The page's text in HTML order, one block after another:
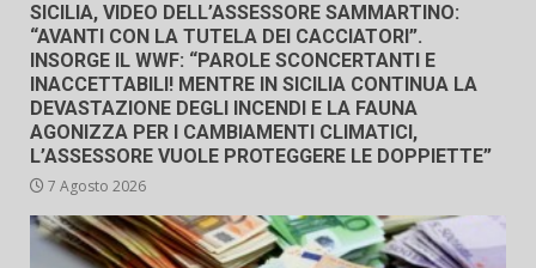
SICILIA, VIDEO DELL’ASSESSORE SAMMARTINO:
“AVANTI CON LA TUTELA DEI CACCIATORI”.
INSORGE IL WWF: “PAROLE SCONCERTANTI E
INACCETTABILI! MENTRE IN SICILIA CONTINUA LA
DEVASTAZIONE DEGLI INCENDI E LA FAUNA
AGONIZZA PER I CAMBIAMENTI CLIMATICI,
L’ASSESSORE VUOLE PROTEGGERE LE DOPPIETTE”
7 Agosto 2026